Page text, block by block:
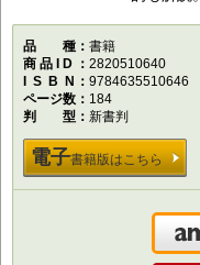
品種書籍
商品ID
2820510640
ISBN
9784635510646
ページ数
184
判型新書判
電子書籍版はこちら